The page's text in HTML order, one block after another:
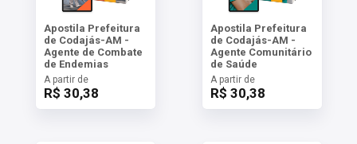
Apostila Prefeitura
de Codajás-AM -
Agente de Combate
de Endemias
A partir de
R$ 30,38
Apostila Prefeitura
de Codajás-AM -
Agente Comunitário
de Saúde
A partir de
R$ 30,38